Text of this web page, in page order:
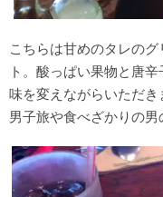
こちらは甘めのタレの
ト。酸っぱい果物と唐
味を変えながらいただき
男子旅や食べざかりの男